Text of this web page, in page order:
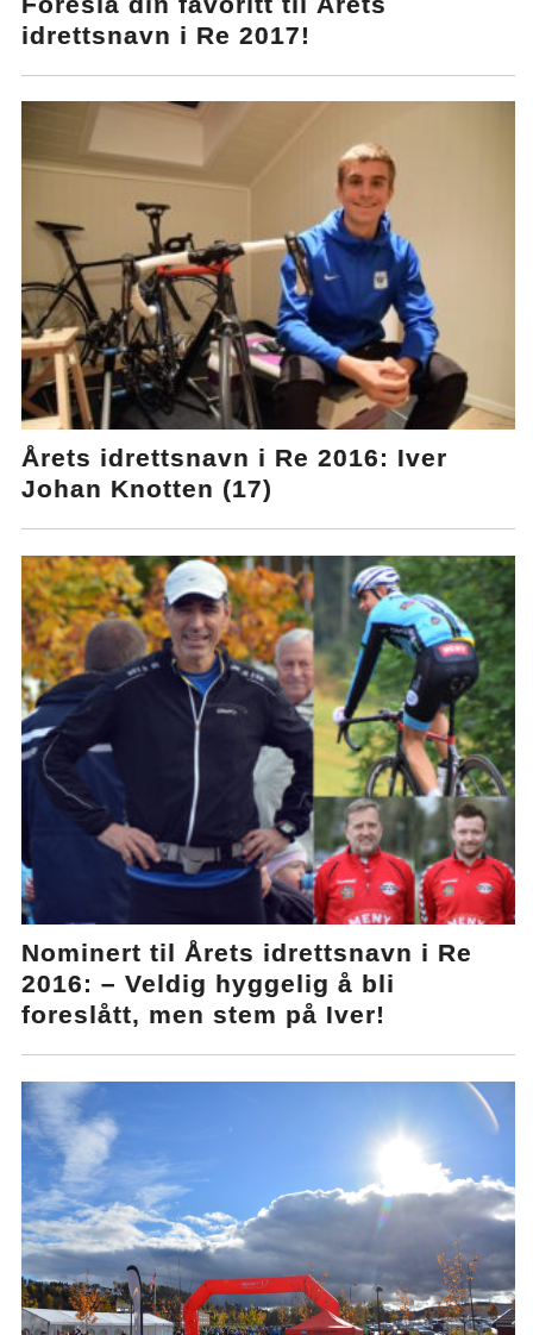
idrettsnavn i Re 2017!
Årets idrettsnavn i Re 2016: Iver
Johan Knotten (17)
Nominert til Årets idrettsnavn i Re
2016: – Veldig hyggelig å bli
foreslått, men stem på Iver!